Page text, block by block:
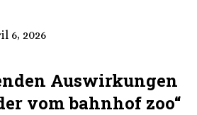
6, 2026
Auswirkungen
vom bahnhof zoo“